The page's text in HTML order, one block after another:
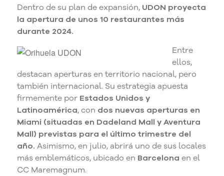
Dentro de su plan de expansión, UDON proyecta
la apertura de unos 10 restaurantes más
durante 2024.
Entre
ellos,
destacan aperturas en territorio nacional, pero
también internacional. Su estrategia apuesta
firmemente por Estados Unidos y
Latinoamérica, con dos nuevas aperturas en
Miami (situadas en Dadeland Mall y Aventura
Mall) previstas para el último trimestre del
año. Asimismo, en julio, abrirá uno de sus locales
más emblemáticos, ubicado en Barcelona en el
CC Maremagnum.